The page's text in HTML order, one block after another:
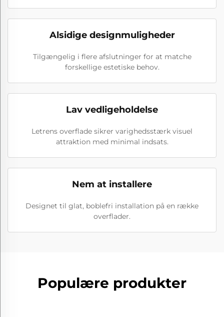
Alsidige designmuligheder
Tilgængelig i flere afslutninger for at matche
forskellige estetiske behov.
Lav vedligeholdelse
Letrens overflade sikrer varighedsstærk visuel
attraktion med minimal indsats.
Nem at installere
Designet til glat, boblefri installation på en række
overflader.
Populære produkter